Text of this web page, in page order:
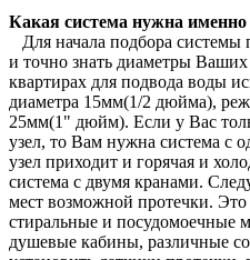
Какая система нужна именно
Для начала подбора системы
и точно знать диаметры
квартирах для подвода воды
диаметра 15мм(1/2 дюйма),
25мм(1" дюйм). Если у Вас
узел, то Вам нужна система с
узел приходит и горячая и
система с двумя кранами.
мест возможной протечки.
стиральные и
душевые кабины, различные